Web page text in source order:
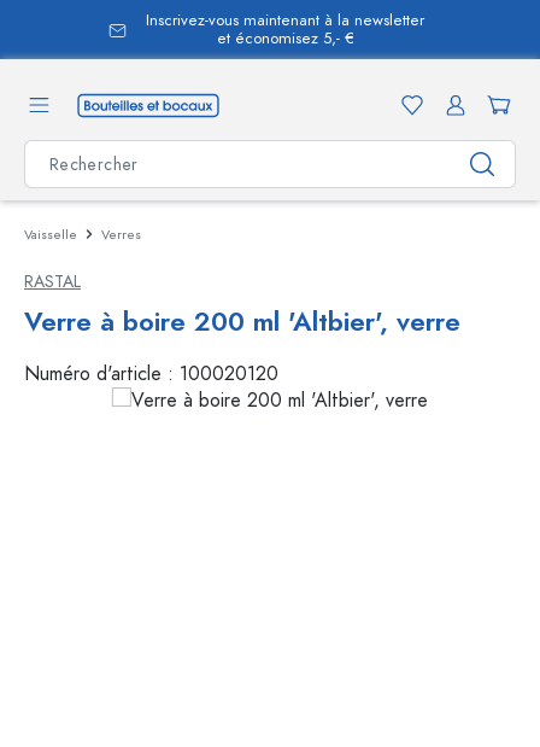
principal
Inscrivez-vous maintenant à la newsletter
et économisez 5,- €
Vaisselle Verres
RASTAL
Verre à boire 200 ml 'Altbier', verre
Numéro d'article : 100020120